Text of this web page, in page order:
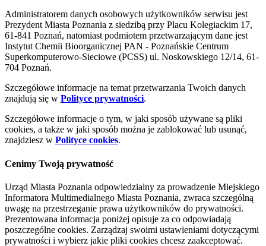
Administratorem danych osobowych użytkowników serwisu jest
Prezydent Miasta Poznania z siedzibą przy Placu Kolegiackim 17,
61-841 Poznań, natomiast podmiotem przetwarzającym dane jest
Instytut Chemii Bioorganicznej PAN - Poznańskie Centrum
Superkomputerowo-Sieciowe (PCSS) ul. Noskowskiego 12/14, 61-
704 Poznań.
Szczegółowe informacje na temat przetwarzania Twoich danych
znajdują się w Polityce prywatności.
Szczegółowe informacje o tym, w jaki sposób używane są pliki
cookies, a także w jaki sposób można je zablokować lub usunąć,
znajdziesz w Polityce cookies.
Cenimy Twoją prywatność
Urząd Miasta Poznania odpowiedzialny za prowadzenie Miejskiego
Informatora Multimedialnego Miasta Poznania, zwraca szczególną
uwagę na przestrzeganie prawa użytkowników do prywatności.
Prezentowana informacja poniżej opisuje za co odpowiadają
poszczególne cookies. Zarządzaj swoimi ustawieniami dotyczącymi
prywatności i wybierz jakie pliki cookies chcesz zaakceptować.